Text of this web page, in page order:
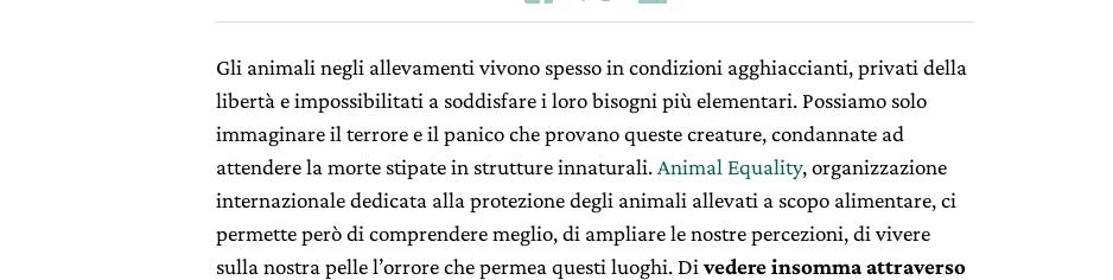
Gli animali negli allevamenti vivono spesso in condizioni agghiaccianti, privati della
libertà e impossibilitati a soddisfare i loro bisogni più elementari. Possiamo solo
immaginare il terrore e il panico che provano queste creature, condannate ad
attendere la morte stipate in strutture innaturali. Animal Equality, organizzazione
internazionale dedicata alla protezione degli animali allevati a scopo alimentare, ci
permette però di comprendere meglio, di ampliare le nostre percezioni, di vivere
sulla nostra pelle l’orrore che permea questi luoghi. Di vedere insomma attraverso